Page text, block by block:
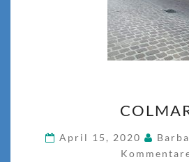
April 15, 2020